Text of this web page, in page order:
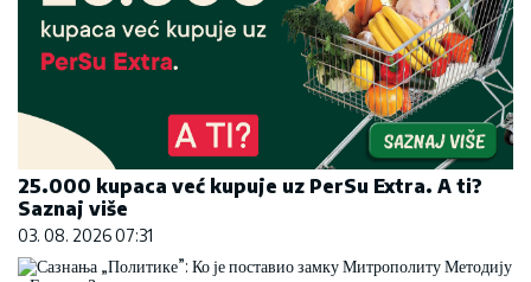
25.000 kupaca već kupuje uz PerSu Extra. A ti?
Saznaj više
03. 08. 2026 07:31